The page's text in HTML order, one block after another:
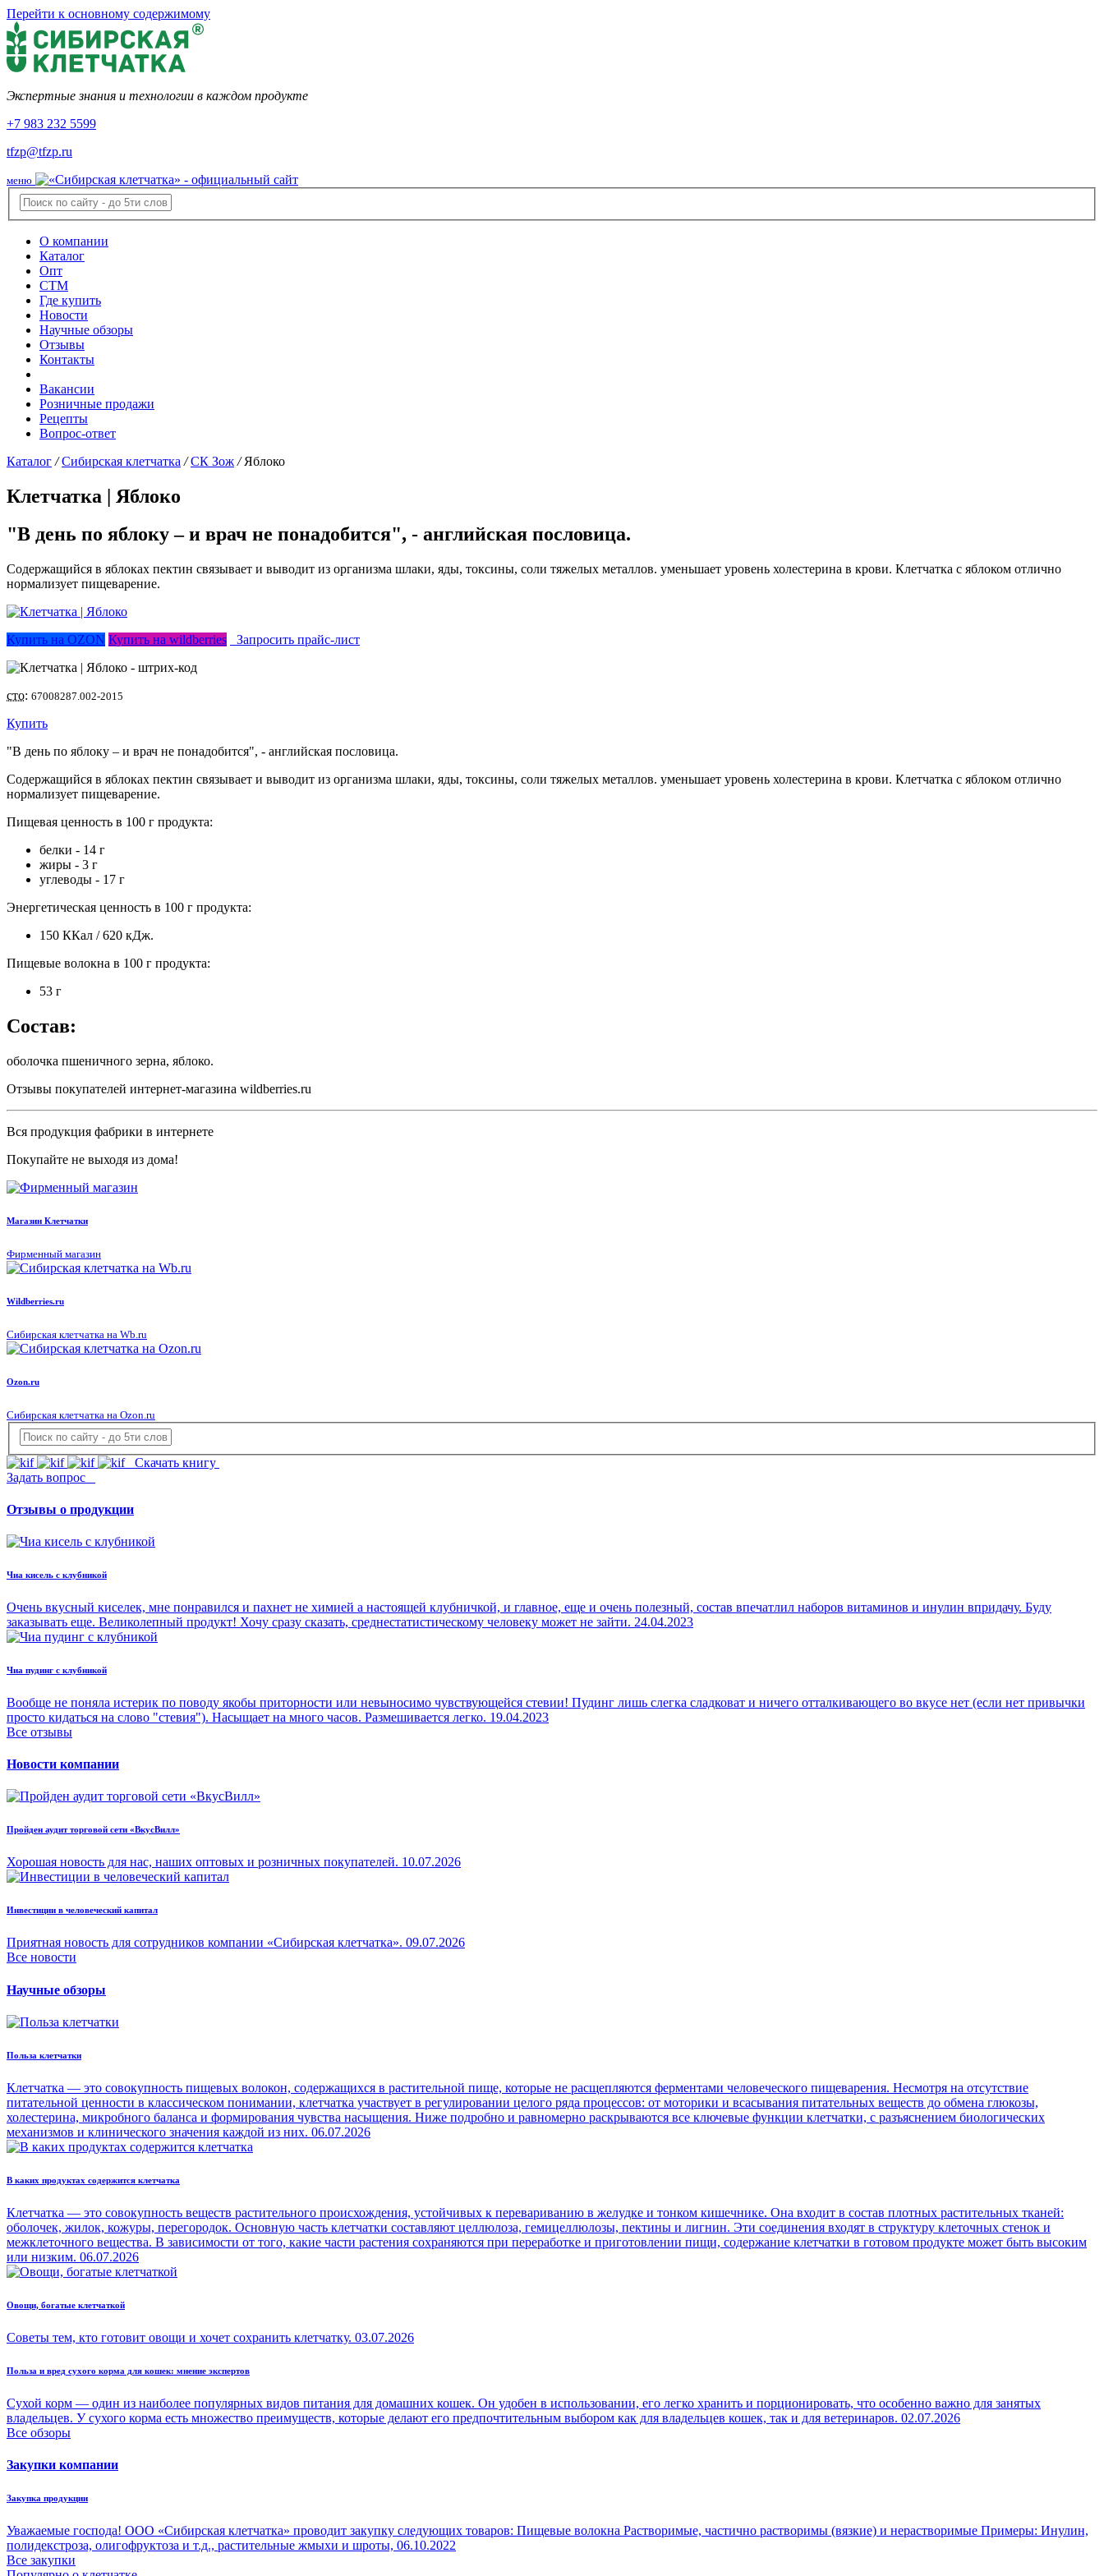
Перейти к основному содержимому
Экспертные знания и технологии в каждом продукте
+7 983 232 5599
tfzp@tfzp.ru
меню
О компании
Каталог
Опт
СТМ
Где купить
Новости
Научные обзоры
Отзывы
Контакты
Вакансии
Розничные продажи
Рецепты
Вопрос-ответ
Каталог / Сибирская клетчатка / СК Зож / Яблоко
Клетчатка | Яблоко
"В день по яблоку – и врач не понадобится", - английская пословица.
Содержащийся в яблоках пектин связывает и выводит из организма шлаки, яды, токсины, соли тяжелых металлов. уменьшает уровень холестерина в крови. Клетчатка с яблоком отлично
нормализует пищеварение.
Купить на OZON Купить на wildberries Запросить прайс-лист
сто: 67008287.002-2015
Купить
"В день по яблоку – и врач не понадобится", - английская пословица.
Содержащийся в яблоках пектин связывает и выводит из организма шлаки, яды, токсины, соли тяжелых металлов. уменьшает уровень холестерина в крови. Клетчатка с яблоком отлично
нормализует пищеварение.
Пищевая ценность в 100 г продукта:
белки - 14 г
жиры - 3 г
углеводы - 17 г
Энергетическая ценность в 100 г продукта:
150 ККал / 620 кДж.
Пищевые волокна в 100 г продукта:
53 г
Состав:
оболочка пшеничного зерна, яблоко.
Отзывы покупателей интернет-магазина wildberries.ru
Вся продукция фабрики в интернете
Покупайте не выходя из дома!
Магазин Клетчатки
Фирменный магазин
Wildberries.ru
Сибирская клетчатка на Wb.ru
Ozon.ru
Сибирская клетчатка на Ozon.ru
Скачать книгу
Задать вопрос
Отзывы о продукции
Чиа кисель с клубникой
Очень вкусный киселек, мне понравился и пахнет не химией а настоящей клубничкой, и главное, еще и очень полезный, состав впечатлил наборов витаминов и инулин впридачу. Буду
заказывать еще. Великолепный продукт! Хочу сразу сказать, среднестатистическому человеку может не зайти. 24.04.2023
Чиа пудинг с клубникой
Вообще не поняла истерик по поводу якобы приторности или невыносимо чувствующейся стевии! Пудинг лишь слегка сладковат и ничего отталкивающего во вкусе нет (если нет привычки
просто кидаться на слово "стевия"). Насыщает на много часов. Размешивается легко. 19.04.2023
Все отзывы
Новости компании
Пройден аудит торговой сети «ВкусВилл»
Хорошая новость для нас, наших оптовых и розничных покупателей. 10.07.2026
Инвестиции в человеческий капитал
Приятная новость для сотрудников компании «Сибирская клетчатка». 09.07.2026
Все новости
Научные обзоры
Польза клетчатки
Клетчатка — это совокупность пищевых волокон, содержащихся в растительной пище, которые не расщепляются ферментами человеческого пищеварения. Несмотря на отсутствие
питательной ценности в классическом понимании, клетчатка участвует в регулировании целого ряда процессов: от моторики и всасывания питательных веществ до обмена глюкозы,
холестерина, микробного баланса и формирования чувства насыщения. Ниже подробно и равномерно раскрываются все ключевые функции клетчатки, с разъяснением биологических
механизмов и клинического значения каждой из них. 06.07.2026
В каких продуктах содержится клетчатка
Клетчатка — это совокупность веществ растительного происхождения, устойчивых к перевариванию в желудке и тонком кишечнике. Она входит в состав плотных растительных тканей:
оболочек, жилок, кожуры, перегородок. Основную часть клетчатки составляют целлюлоза, гемицеллюлозы, пектины и лигнин. Эти соединения входят в структуру клеточных стенок и
межклеточного вещества. В зависимости от того, какие части растения сохраняются при переработке и приготовлении пищи, содержание клетчатки в готовом продукте может быть высоким
или низким. 06.07.2026
Овощи, богатые клетчаткой
Советы тем, кто готовит овощи и хочет сохранить клетчатку. 03.07.2026
Польза и вред сухого корма для кошек: мнение экспертов
Сухой корм — один из наиболее популярных видов питания для домашних кошек. Он удобен в использовании, его легко хранить и порционировать, что особенно важно для занятых
владельцев. У сухого корма есть множество преимуществ, которые делают его предпочтительным выбором как для владельцев кошек, так и для ветеринаров. 02.07.2026
Все обзоры
Закупки компании
Закупка продукции
Уважаемые господа! ООО «Сибирская клетчатка» проводит закупку следующих товаров: Пищевые волокна Растворимые, частично растворимы (вязкие) и нерастворимые Примеры: Инулин,
полидекстроза, олигофруктоза и т.д., растительные жмыхи и шроты, 06.10.2022
Все закупки